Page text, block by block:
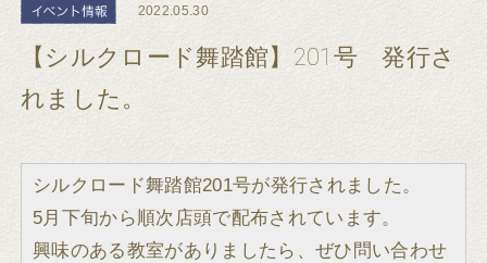
2022.05.30
【シルクロード舞踏館】201号 発行さ
れました。
シルクロード舞踏館201号が発行されました。
5月下旬から順次店頭で配布されています。
興味のある教室がありましたら、ぜひ問い合わせ